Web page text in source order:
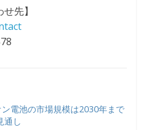
先】
電池の市場規模は2030年まで
通し